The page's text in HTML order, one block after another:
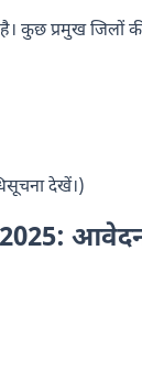
कुछ प्रमुख जिलों
देखें।)
आवेदन